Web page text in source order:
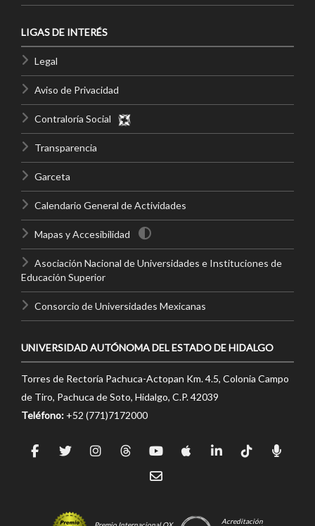
LIGAS DE INTERÉS
Legal
Aviso de Privacidad
Contraloría Social
Transparencia
Garceta
Calendario General de Actividades
Mapas y Accesibilidad
Asociación Nacional de Universidades e Instituciones de
Educación Superior
Consorcio de Universidades Mexicanas
UNIVERSIDAD AUTÓNOMA DEL ESTADO DE HIDALGO
Torres de Rectoría Pachuca-Actopan Km. 4.5, Colonia Campo
de Tiro, Pachuca de Soto, Hidalgo, C.P. 42039
Teléfono: +52 (771)7172000
Acreditación